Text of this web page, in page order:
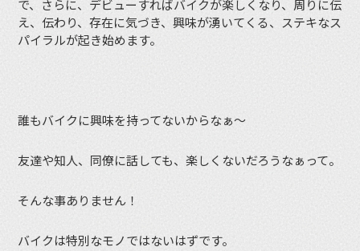
で、さらに、デビューすればバイクが楽しくなり、周りに伝
え、伝わり、存在に気づき、興味が湧いてくる、ステキなス
パイラルが起き始めます。
誰もバイクに興味を持ってないからなぁ〜
友達や知人、同僚に話しても、楽しくないだろうなぁって。
そんな事ありません！
バイクは特別なモノではないはずです。